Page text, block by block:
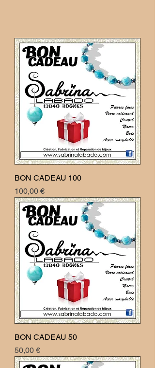
BON CADEAU 100
Prix
100,00 €
BON CADEAU 50
Prix
50,00 €